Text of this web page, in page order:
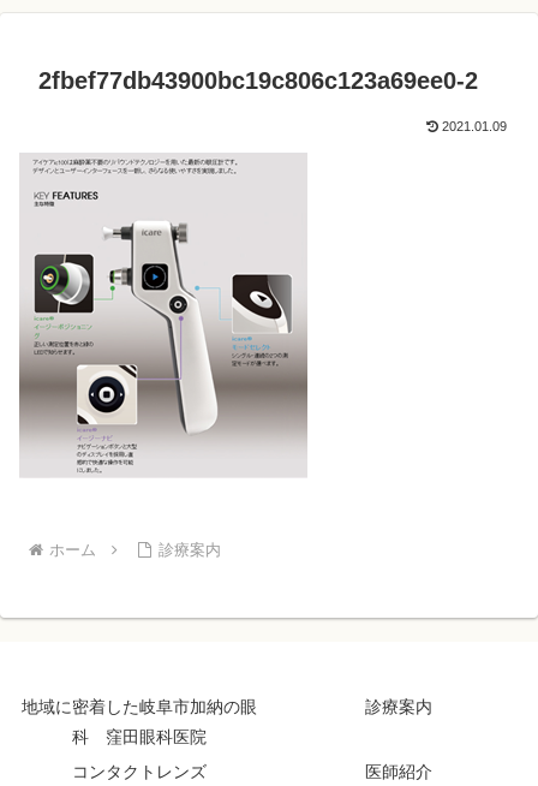
2fbef77db43900bc19c806c123a69ee0-2
2021.01.09
ホーム 診療案内
地域に密着した岐阜市加納の眼
科 窪田眼科医院
診療案内
コンタクトレンズ 医師紹介